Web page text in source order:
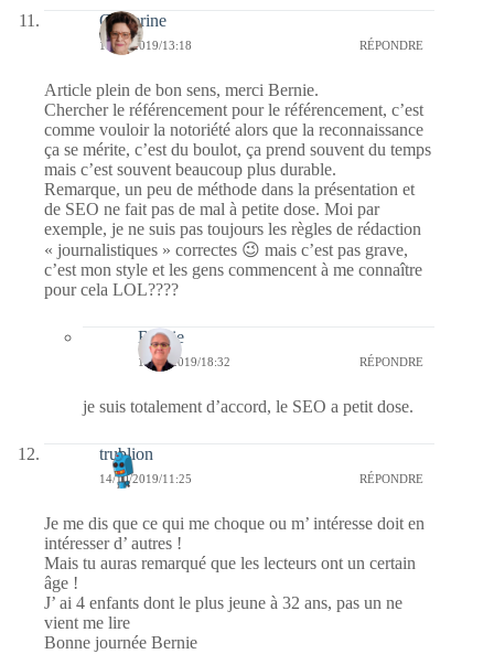
Catherine
14/10/2019/13:18 RÉPONDRE
Article plein de bon sens, merci Bernie.
Chercher le référencement pour le référencement, c’est
comme vouloir la notoriété alors que la reconnaissance
ça se mérite, c’est du boulot, ça prend souvent du temps
mais c’est souvent beaucoup plus durable.
Remarque, un peu de méthode dans la présentation et
de SEO ne fait pas de mal à petite dose. Moi par
exemple, je ne suis pas toujours les règles de rédaction
« journalistiques » correctes 😉 mais c’est pas grave,
c’est mon style et les gens commencent à me connaître
pour cela LOL????
Bernie
14/10/2019/18:32 RÉPONDRE
je suis totalement d’accord, le SEO a petit dose.
trublion
14/10/2019/11:25 RÉPONDRE
Je me dis que ce qui me choque ou m’ intéresse doit en
intéresser d’ autres !
Mais tu auras remarqué que les lecteurs ont un certain
âge !
J’ ai 4 enfants dont le plus jeune à 32 ans, pas un ne
vient me lire
Bonne journée Bernie